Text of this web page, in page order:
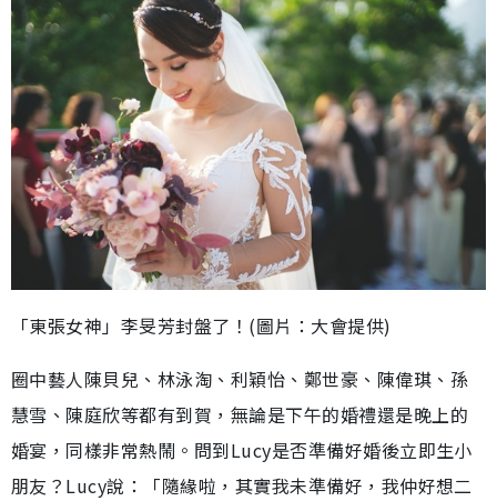
「東張女神」李旻芳封盤了！(圖片：大會提供)
圈中藝人陳貝兒、林泳淘、利穎怡、鄭世豪、陳偉琪、孫
慧雪、陳庭欣等都有到賀，無論是下午的婚禮還是晚上的
婚宴，同樣非常熱鬧。問到Lucy是否準備好婚後立即生小
朋友？Lucy說：「隨緣啦，其實我未準備好，我仲好想二